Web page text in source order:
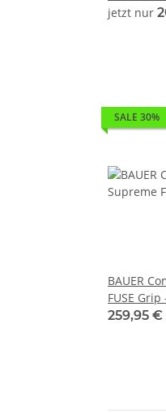
jetzt nur
SALE 30%
BAUER
FUSE
259,95 €